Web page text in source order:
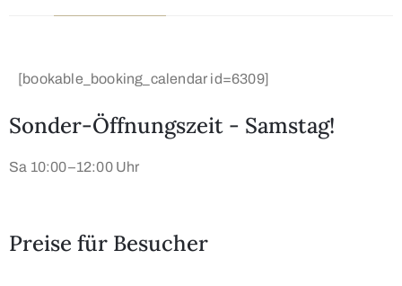
[bookable_booking_calendar id=6309]
Sonder-Öffnungszeit - Samstag!
Sa 10:00–12:00 Uhr
Preise für Besucher